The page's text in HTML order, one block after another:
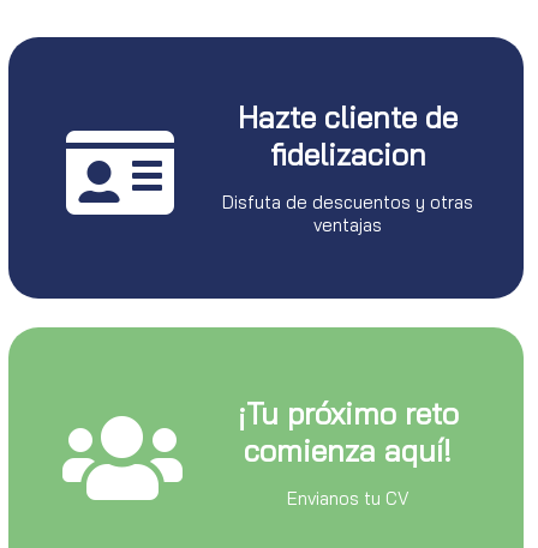
Hazte cliente de
fidelizacion
Disfuta de descuentos y otras
ventajas
¡Tu próximo reto
comienza aquí!
Envianos tu CV